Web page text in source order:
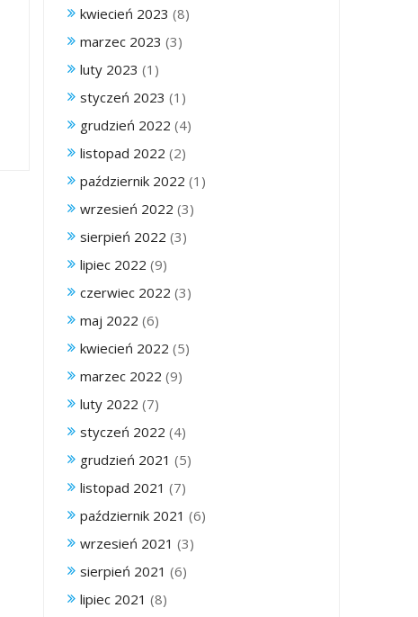
kwiecień 2023 (8)
marzec 2023 (3)
luty 2023 (1)
styczeń 2023 (1)
grudzień 2022 (4)
listopad 2022 (2)
październik 2022 (1)
wrzesień 2022 (3)
sierpień 2022 (3)
lipiec 2022 (9)
czerwiec 2022 (3)
maj 2022 (6)
kwiecień 2022 (5)
marzec 2022 (9)
luty 2022 (7)
styczeń 2022 (4)
grudzień 2021 (5)
listopad 2021 (7)
październik 2021 (6)
wrzesień 2021 (3)
sierpień 2021 (6)
lipiec 2021 (8)